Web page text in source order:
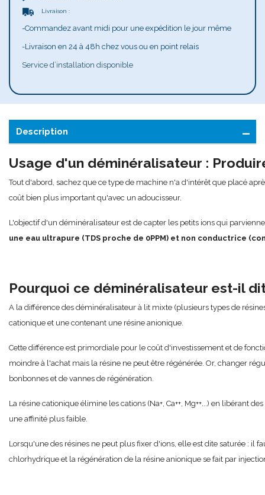
Livraison :
-Commandez avant midi pour une expédition le jour même
-Livraison en 24 à 48h chez vous ou en point relais
Service d’installation disponible
Description
Usage d'un déminéralisateur :
Tout d'abord, sachez que ce type de machine n'a d'intérêt que placé
coût bien plus important qu'avec un adoucisseur.
L'objectif d'un déminéralisateur est de capter les petits ions qui
une eau ultrapure (TDS proche de 0PPM) et non conductrice
Pourquoi ce déminéralisateur est-il
A la différence des déminéralisateur à lit mixte (plusieurs types de
cationique et une contenant une résine anionique.
Cette différence est primordiale pour le coût d'investissement et de
moindre à l'achat mais la résine ne peut être régénérée. Or, changer
bonbonnes et de vannes de régénération.
La résine cationique élimine les cations (Na+, Ca++, Mg++...) en libérant
une affinité plus faible.
Lorsqu'une des résines ne peut plus fixer d'ions, elle est dite saturée : il
chlorhydrique et la régénération de la résine anionique se fait par